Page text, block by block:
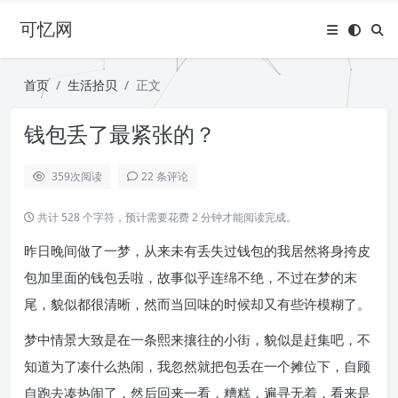
可忆网
首页 生活拾贝 正文
钱包丢了最紧张的？
359次阅读 22 条评论
共计 528 个字符，预计需要花费 2 分钟才能阅读完成。
昨日晚间做了一梦，从来未有丢失过钱包的我居然将身挎皮
包加里面的钱包丢啦，故事似乎连绵不绝，不过在梦的末
尾，貌似都很清晰，然而当回味的时候却又有些许模糊了。
梦中情景大致是在一条熙来攘往的小街，貌似是赶集吧，不
知道为了凑什么热闹，我忽然就把包丢在一个摊位下，自顾
自跑去凑热闹了，然后回来一看，糟糕，遍寻无着，看来是